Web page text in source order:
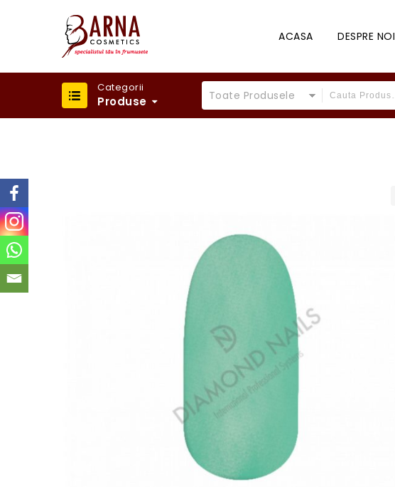
ACASA DESPRE NOI
Categorii
Produse Toate Produsele